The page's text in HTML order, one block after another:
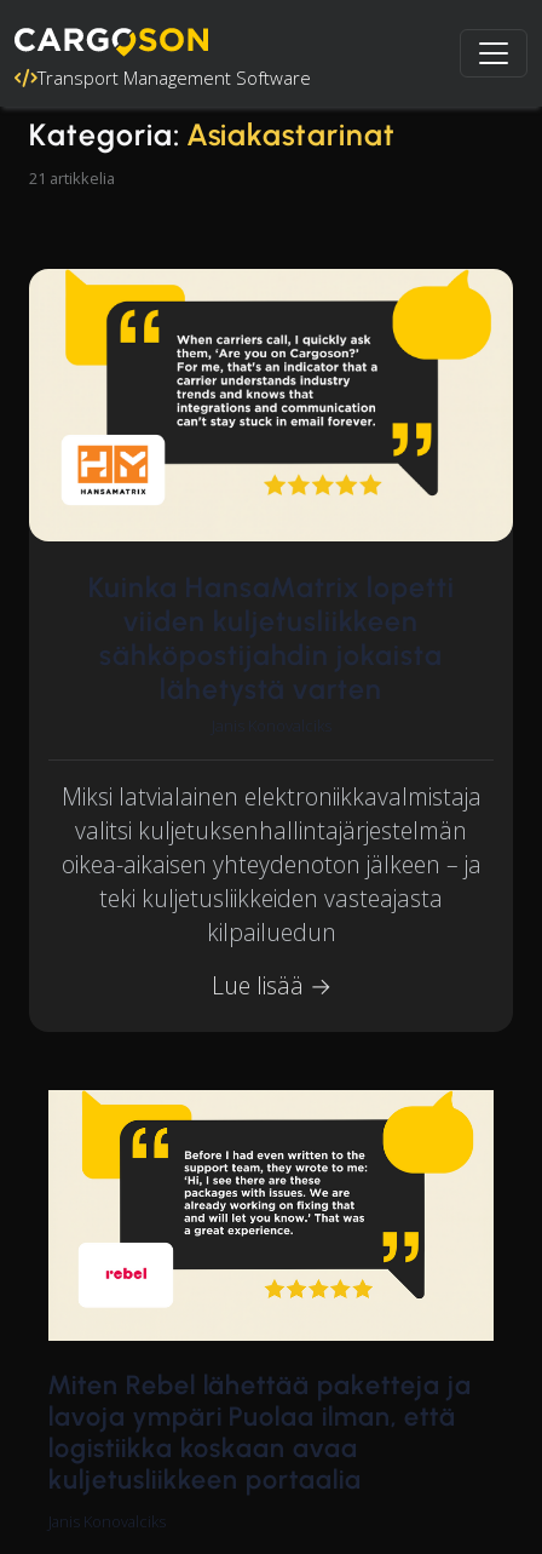
Transport Management Software
Kategoria: Asiakastarinat
21 artikkelia
Kuinka HansaMatrix lopetti
viiden kuljetusliikkeen
sähköpostijahdin jokaista
lähetystä varten
Janis Konovalciks
Miksi latvialainen elektroniikkavalmistaja
valitsi kuljetuksenhallintajärjestelmän
oikea-aikaisen yhteydenoton jälkeen – ja
teki kuljetusliikkeiden vasteajasta
kilpailuedun
Lue lisää →
Miten Rebel lähettää paketteja ja
lavoja ympäri Puolaa ilman, että
logistiikka koskaan avaa
kuljetusliikkeen portaalia
Janis Konovalciks